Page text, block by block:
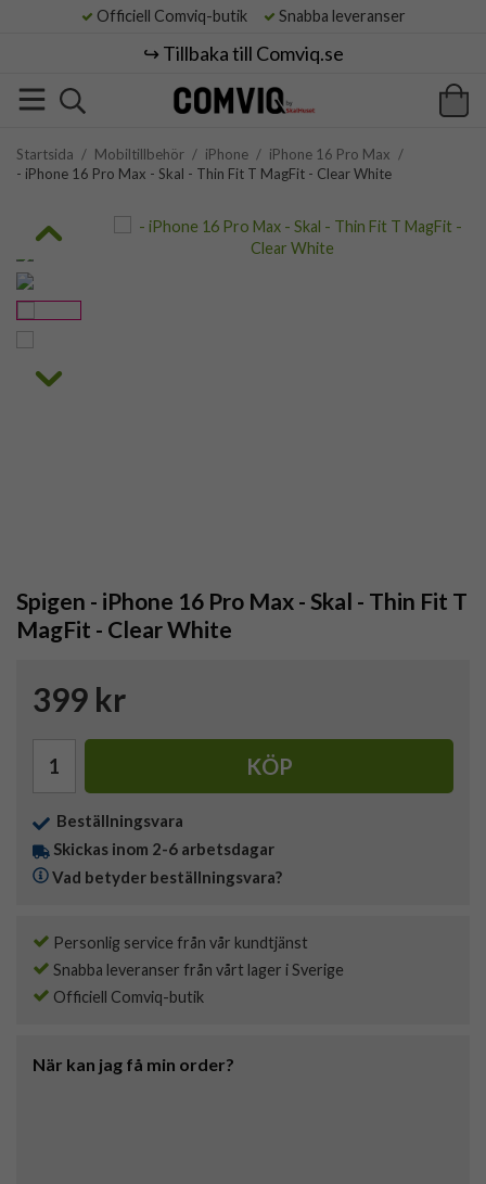
Officiell Comviq-butik Snabba leveranser
↪️ Tillbaka till Comviq.se
Startsida / Mobiltillbehör / iPhone / iPhone 16 Pro Max /
- iPhone 16 Pro Max - Skal - Thin Fit T MagFit - Clear White
Spigen - iPhone 16 Pro Max - Skal - Thin Fit T
MagFit - Clear White
399 kr
KÖP
Beställningsvara
Skickas inom 2-6 arbetsdagar
Vad betyder beställningsvara?
Personlig service från vår kundtjänst
Snabba leveranser från vårt lager i Sverige
Officiell Comviq-butik
När kan jag få min order?